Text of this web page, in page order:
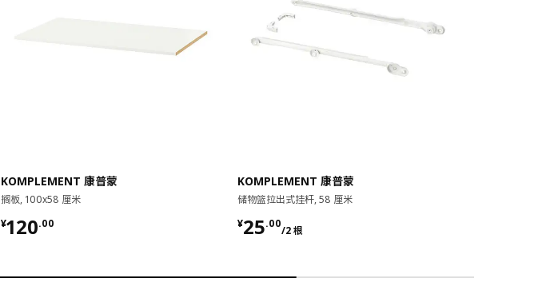
KOMPLEMENT 康普蒙
搁板, 100x58 厘米
¥120.00
¥ 120.00
KOMPLEMENT 康普蒙
储物篮拉出式挂杆, 58 厘米
¥25.00
/2 根
¥ 25.00/2 根